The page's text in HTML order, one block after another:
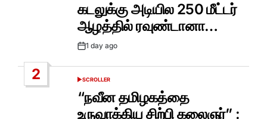
கடலுக்கு அடியில 250 மீட்டர்
ஆழத்தில் ரவுண்டானா…
Post1 day ago
2
POSTED
IN
SCROLLER
“நவீன தமிழகத்தை
உருவாக்கிய சிற்பி கலைஞர்” :